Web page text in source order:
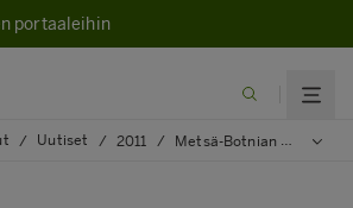
portaaleihin
/ Uutiset / 2011 / Metsä-Botnian mainetutkimus käynnissä neljällä tehdaspaikkakunnalla